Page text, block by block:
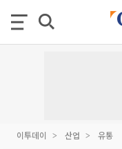
이투데이 산업 유통